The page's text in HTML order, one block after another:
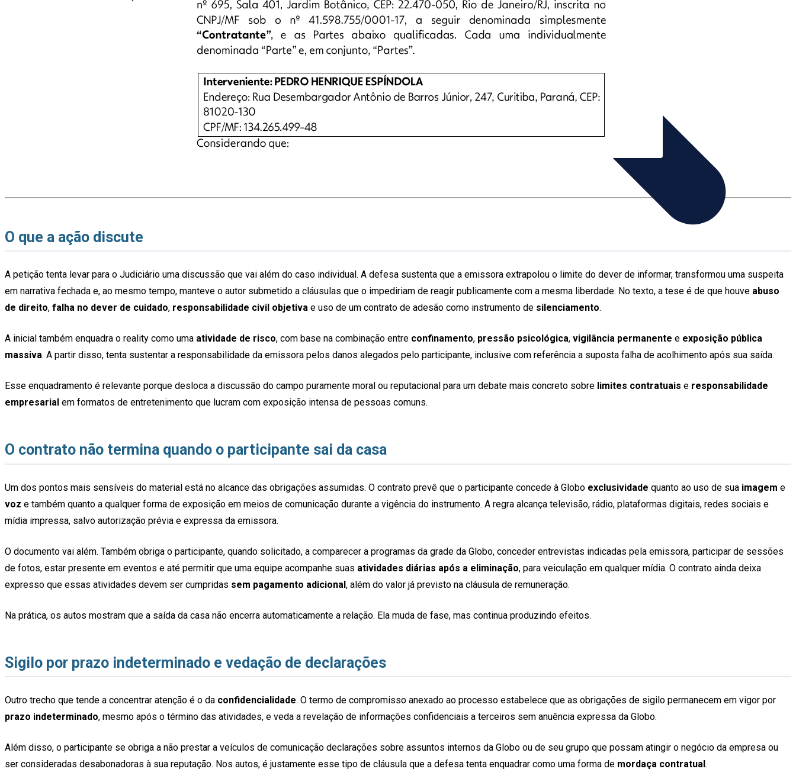
O que a ação discute
A petição tenta levar para o Judiciário uma discussão que vai além do caso individual. A defesa sustenta que a emissora extrapolou o limite do dever de informar, transformou uma suspeita
em narrativa fechada e, ao mesmo tempo, manteve o autor submetido a cláusulas que o impediriam de reagir publicamente com a mesma liberdade. No texto, a tese é de que houve abuso
de direito, falha no dever de cuidado, responsabilidade civil objetiva e uso de um contrato de adesão como instrumento de silenciamento.
A inicial também enquadra o reality como uma atividade de risco, com base na combinação entre confinamento, pressão psicológica, vigilância permanente e exposição pública
massiva. A partir disso, tenta sustentar a responsabilidade da emissora pelos danos alegados pelo participante, inclusive com referência a suposta falha de acolhimento após sua saída.
Esse enquadramento é relevante porque desloca a discussão do campo puramente moral ou reputacional para um debate mais concreto sobre limites contratuais e responsabilidade
empresarial em formatos de entretenimento que lucram com exposição intensa de pessoas comuns.
O contrato não termina quando o participante sai da casa
Um dos pontos mais sensíveis do material está no alcance das obrigações assumidas. O contrato prevê que o participante concede à Globo exclusividade quanto ao uso de sua imagem e
voz e também quanto a qualquer forma de exposição em meios de comunicação durante a vigência do instrumento. A regra alcança televisão, rádio, plataformas digitais, redes sociais e
mídia impressa, salvo autorização prévia e expressa da emissora.
O documento vai além. Também obriga o participante, quando solicitado, a comparecer a programas da grade da Globo, conceder entrevistas indicadas pela emissora, participar de sessões
de fotos, estar presente em eventos e até permitir que uma equipe acompanhe suas atividades diárias após a eliminação, para veiculação em qualquer mídia. O contrato ainda deixa
expresso que essas atividades devem ser cumpridas sem pagamento adicional, além do valor já previsto na cláusula de remuneração.
Na prática, os autos mostram que a saída da casa não encerra automaticamente a relação. Ela muda de fase, mas continua produzindo efeitos.
Sigilo por prazo indeterminado e vedação de declarações
Outro trecho que tende a concentrar atenção é o da confidencialidade. O termo de compromisso anexado ao processo estabelece que as obrigações de sigilo permanecem em vigor por
prazo indeterminado, mesmo após o término das atividades, e veda a revelação de informações confidenciais a terceiros sem anuência expressa da Globo.
Além disso, o participante se obriga a não prestar a veículos de comunicação declarações sobre assuntos internos da Globo ou de seu grupo que possam atingir o negócio da empresa ou
ser consideradas desabonadoras à sua reputação. Nos autos, é justamente esse tipo de cláusula que a defesa tenta enquadrar como uma forma de mordaça contratual .